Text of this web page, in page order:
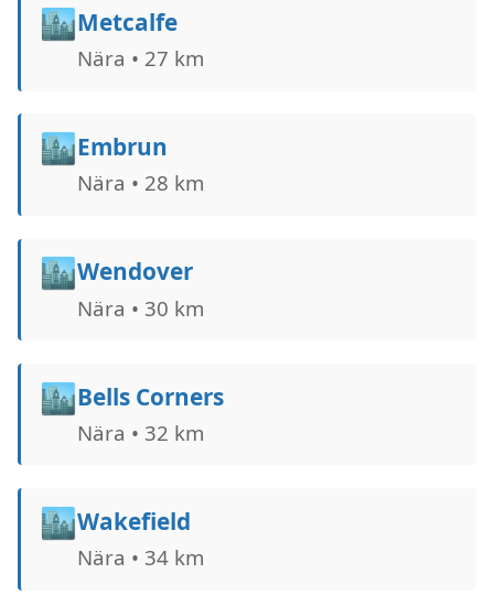
🏙️Metcalfe
Nära • 27 km
🏙️Embrun
Nära • 28 km
🏙️Wendover
Nära • 30 km
🏙️Bells Corners
Nära • 32 km
🏙️Wakefield
Nära • 34 km